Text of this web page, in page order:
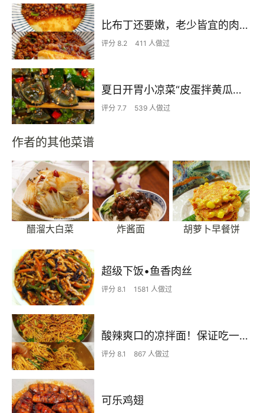
比布丁还要嫩，老少皆宜的肉沫蒸蛋
评分 8.2 411 人做过
夏日开胃小凉菜“皮蛋拌黄瓜🥒”开胃减脂
评分 7.7 539 人做过
作者的其他菜谱
醋溜大白菜 炸酱面 胡萝卜早餐饼
超级下饭•鱼香肉丝
评分 8.1 1581 人做过
酸辣爽口的凉拌面！保证吃一次就上瘾
评分 8.1 867 人做过
可乐鸡翅